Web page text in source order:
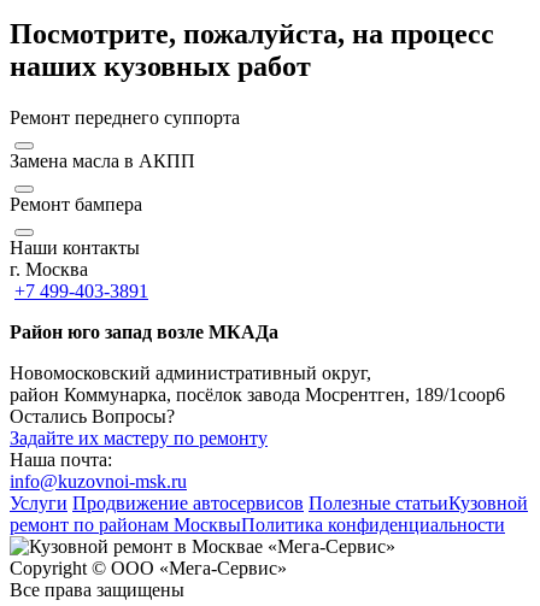
Посмотрите, пожалуйста, на процесс
наших кузовных работ
Ремонт переднего суппорта
Замена масла в АКПП
Ремонт бампера
Наши контакты
г. Москва
+7 499-403-3891
Район юго запад возле МКАДа
Новомосковский административный округ,
район Коммунарка, посёлок завода Мосрентген, 189/1соор6
Остались Вопросы?
Задайте их мастеру по ремонту
Наша почта:
info@kuzovnoi-msk.ru
Услуги Продвижение автосервисов Полезные статьиКузовной
ремонт по районам МосквыПолитика конфиденциальности
Copyright © ООО «Мега-Сервис»
Все права защищены